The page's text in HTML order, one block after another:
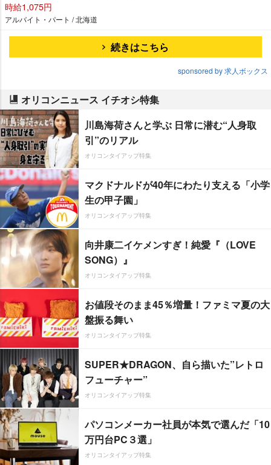
時給1,075円
アルバイト・パート / 北海道
続きはこちら
sponsored by 求人ボックス
オリコンニュース イチオシ特集
川島海荷さんと学ぶ 日常に潜む“人身取
引”のリアル
オリコンタイアップ特集
マクドナルドが40年にわたり支える「小学
生の甲子園」
オリコンタイアップ特集
向井康二イケメンすぎ！純愛『（LOVE
SONG）』
オリコンタイアップ特集
お値段そのまま45％増量！ファミマ夏の大
盤振る舞い
オリコンタイアップ特集
SUPER★DRAGON、自ら描いた”レトロ
フューチャー”
オリコンタイアップ特集
パソコンメーカー社員が本気で選んだ「10
万円台PC３選」
オリコンタイアップ特集